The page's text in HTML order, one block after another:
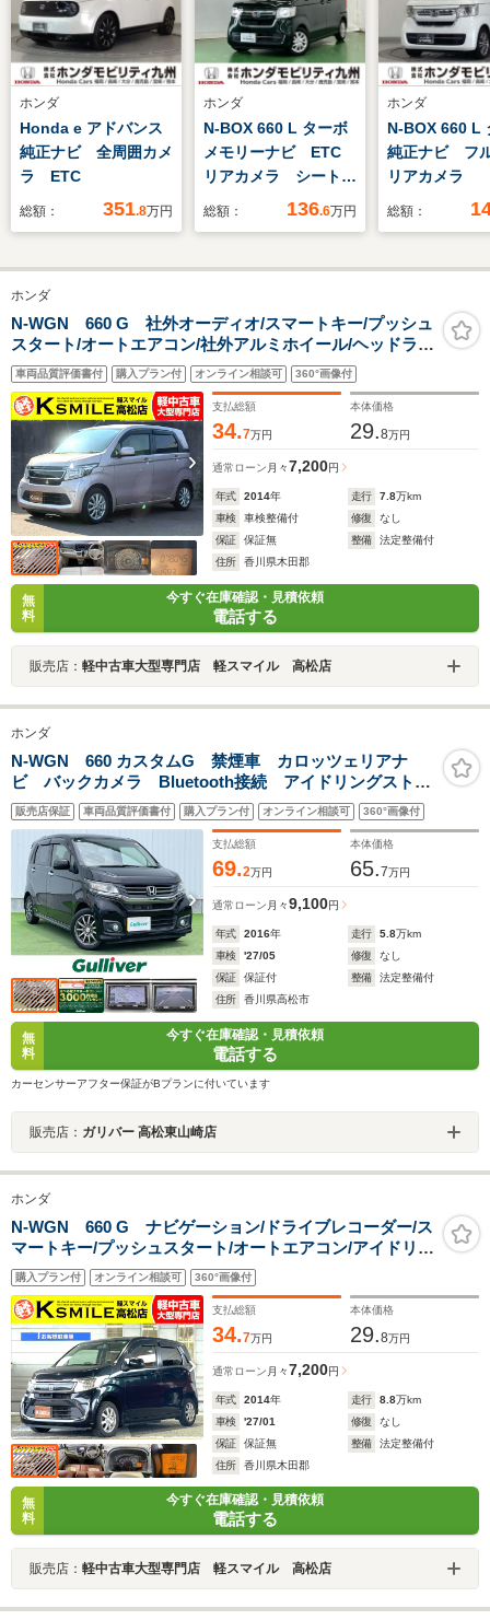
ホンダ
Honda e アドバンス
純正ナビ 全周囲カメ
ラ ETC
総額： 351.8万円
ホンダ
N-BOX 660 L ターボ
メモリーナビ ETC
リアカメラ シートヒ
総額： 136.6万円
ホンダ
N-BOX 660 L
純正ナビ フ
リアカメラ
総額：
ホンダ
N-WGN 660 G 社外オーディオ/スマートキー/プッシュ
スタート/オートエアコン/社外アルミホイール/ヘッドライ
トレベライザー/アイドリングストップ/フロアマット/サイ
ドバイザー/ベンチシート/電動格納ミラー
車両品質評価書付 購入プラン付 オンライン相談可 360°画像付
支払総額
34.7万円
本体価格
29.8万円
通常ローン 月々7,200円
年式 2014年 走行 7.8万km
車検
車検整備付 修復
なし
保証
保証無 整備
法定整備付
住所
香川県木田郡
無
料
今すぐ在庫確認・見積依頼
電話する
販売店： 軽中古車大型専門店 軽スマイル 高松店
ホンダ
N-WGN 660 カスタムG 禁煙車 カロッツェリアナ
ビ バックカメラ Bluetooth接続 アイドリングストッ
プ 純正14インチアルミホイール スマートキー スペ
アキー ベンチシート フロアマット ドアバイザー
LED フォグ
販売店保証 車両品質評価書付 購入プラン付 オンライン相談可 360°画像付
支払総額
69.2万円
本体価格
65.7万円
通常ローン 月々9,100円
年式 2016年 走行 5.8万km
車検
'27/05 修復
なし
保証
保証付 整備
法定整備付
住所
香川県高松市
無
料
今すぐ在庫確認・見積依頼
電話する
カーセンサーアフター保証がBプランに付いています
販売店： ガリバー 高松東山崎店
ホンダ
N-WGN 660 G ナビゲーション/ドライブレコーダー/ス
マートキー/プッシュスタート/オートエアコン/アイドリン
グストップ/電動格納ミラー/ベンチシート/サイドバイザ
ー/フロアマット/ヘッドライトレベライザー
購入プラン付 オンライン相談可 360°画像付
支払総額
34.7万円
本体価格
29.8万円
通常ローン 月々7,200円
年式 2014年 走行 8.8万km
車検
'27/01 修復
なし
保証
保証無 整備
法定整備付
住所
香川県木田郡
無
料
今すぐ在庫確認・見積依頼
電話する
販売店： 軽中古車大型専門店 軽スマイル 高松店